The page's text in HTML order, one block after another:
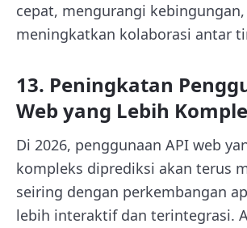
cepat, mengurangi
meningkatkan kolaborasi antar
13. Peningkatan
Web yang Lebih
Di 2026, penggunaan API web
kompleks diprediksi akan terus
seiring dengan perkembangan
lebih interaktif dan terintegrasi.